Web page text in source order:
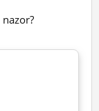
nazor?